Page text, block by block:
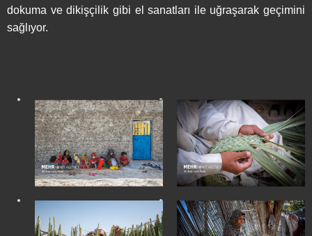
dokuma ve dikişçilik gibi el sanatları ile uğraşarak geçimini
sağlıyor.